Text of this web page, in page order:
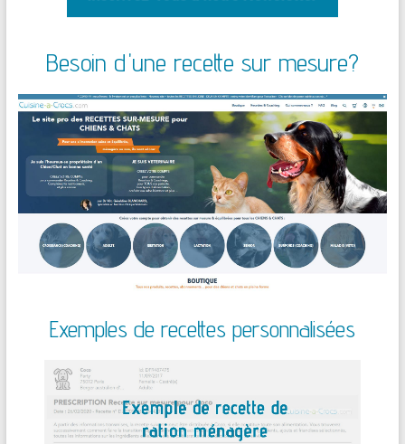
Besoin d'une recette sur mesure?
Exemples de recettes personnalisées